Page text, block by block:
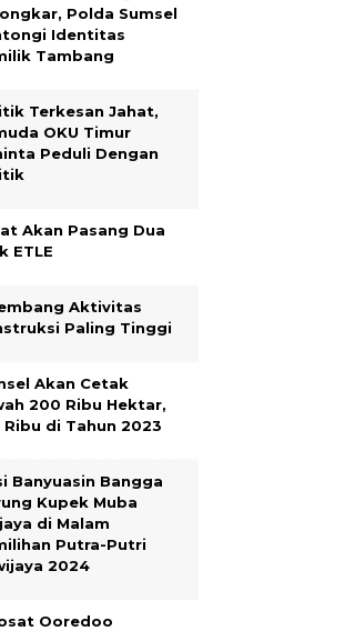
Polda Sumsel
Identitas
Tambang
Terkesan Jahat,
OKU Timur
Peduli Dengan
Akan Pasang Dua
ETLE
Aktivitas
Paling Tinggi
Akan Cetak
200 Ribu Hektar,
Ribu di Tahun 2023
Banyuasin Bangga
Kupek Muba
di Malam
Putra-Putri
2024
Ooredoo